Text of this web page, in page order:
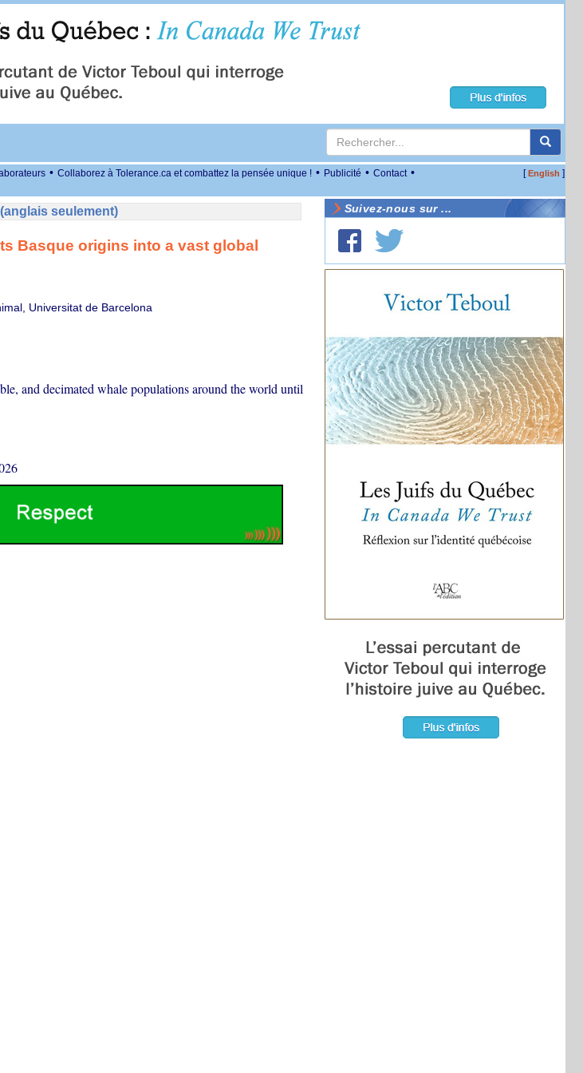
• Collaborez à Tolerance.ca et combattez la pensée unique ! • Publicité • Contact • [English ]
seulement)
Basque origins into a vast global
Universitat de Barcelona
and decimated whale populations around the world until
Suivez-nous sur ...